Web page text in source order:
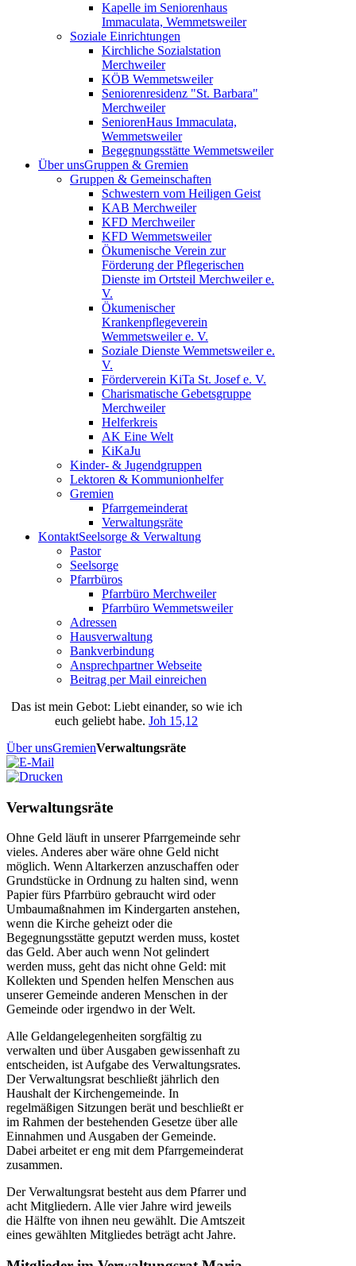
Kapelle im Seniorenhaus
Immaculata, Wemmetsweiler
Soziale Einrichtungen
Kirchliche Sozialstation
Merchweiler
KÖB Wemmetsweiler
Seniorenresidenz "St. Barbara"
Merchweiler
SeniorenHaus Immaculata,
Wemmetsweiler
Begegnungsstätte Wemmetsweiler
Über unsGruppen & Gremien
Gruppen & Gemeinschaften
Schwestern vom Heiligen Geist
KAB Merchweiler
KFD Merchweiler
KFD Wemmetsweiler
Ökumenische Verein zur
Förderung der Pflegerischen
Dienste im Ortsteil Merchweiler e.
V.
Ökumenischer
Krankenpflegeverein
Wemmetsweiler e. V.
Soziale Dienste Wemmetsweiler e.
V.
Förderverein KiTa St. Josef e. V.
Charismatische Gebetsgruppe
Merchweiler
Helferkreis
AK Eine Welt
KiKaJu
Kinder- & Jugendgruppen
Lektoren & Kommunionhelfer
Gremien
Pfarrgemeinderat
Verwaltungsräte
KontaktSeelsorge & Verwaltung
Pastor
Seelsorge
Pfarrbüros
Pfarrbüro Merchweiler
Pfarrbüro Wemmetsweiler
Adressen
Hausverwaltung
Bankverbindung
Ansprechpartner Webseite
Beitrag per Mail einreichen
Das ist mein Gebot: Liebt einander, so wie ich
euch geliebt habe.Joh 15,12
Über unsGremienVerwaltungsräte
Verwaltungsräte
Ohne Geld läuft in unserer Pfarrgemeinde sehr
vieles. Anderes aber wäre ohne Geld nicht
möglich. Wenn Altarkerzen anzuschaffen oder
Grundstücke in Ordnung zu halten sind, wenn
Papier fürs Pfarrbüro gebraucht wird oder
Umbaumaßnahmen im Kindergarten anstehen,
wenn die Kirche geheizt oder die
Begegnungsstätte geputzt werden muss, kostet
das Geld. Aber auch wenn Not gelindert
werden muss, geht das nicht ohne Geld: mit
Kollekten und Spenden helfen Menschen aus
unserer Gemeinde anderen Menschen in der
Gemeinde oder irgendwo in der Welt.
Alle Geldangelegenheiten sorgfältig zu
verwalten und über Ausgaben gewissenhaft zu
entscheiden, ist Aufgabe des Verwaltungsrates.
Der Verwaltungsrat beschließt jährlich den
Haushalt der Kirchengemeinde. In
regelmäßigen Sitzungen berät und beschließt er
im Rahmen der bestehenden Gesetze über alle
Einnahmen und Ausgaben der Gemeinde.
Dabei arbeitet er eng mit dem Pfarrgemeinderat
zusammen.
Der Verwaltungsrat besteht aus dem Pfarrer und
acht Mitgliedern. Alle vier Jahre wird jeweils
die Hälfte von ihnen neu gewählt. Die Amtszeit
eines gewählten Mitgliedes beträgt acht Jahre.